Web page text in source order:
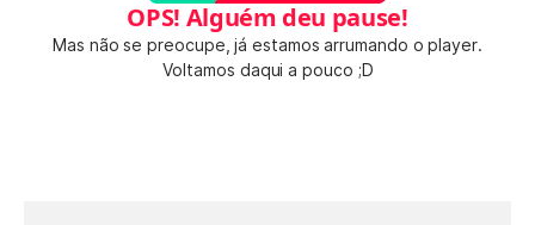
OPS! Alguém deu pause!
Mas não se preocupe, já estamos arrumando o player.
Voltamos daqui a pouco ;D